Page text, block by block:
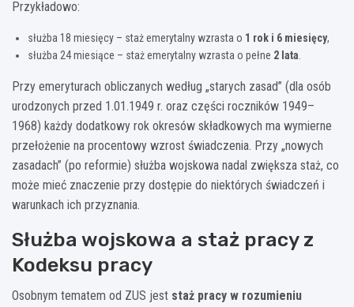
Przykładowo:
służba 18 miesięcy – staż emerytalny wzrasta o 1 rok i 6 miesięcy,
służba 24 miesiące – staż emerytalny wzrasta o pełne 2 lata
Przy emeryturach obliczanych według „starych zasad” (dla osób
urodzonych przed 1.01.1949 r. oraz części roczników 1949–
1968) każdy dodatkowy rok okresów składkowych ma wymierne
przełożenie na procentowy wzrost świadczenia. Przy „nowych
zasadach” (po reformie) służba wojskowa nadal zwiększa staż, co
może mieć znaczenie przy dostępie do niektórych świadczeń i
warunkach ich przyznania.
Służba wojskowa a staż pracy z
Kodeksu pracy
Osobnym tematem od ZUS jest staż pracy w rozumieniu